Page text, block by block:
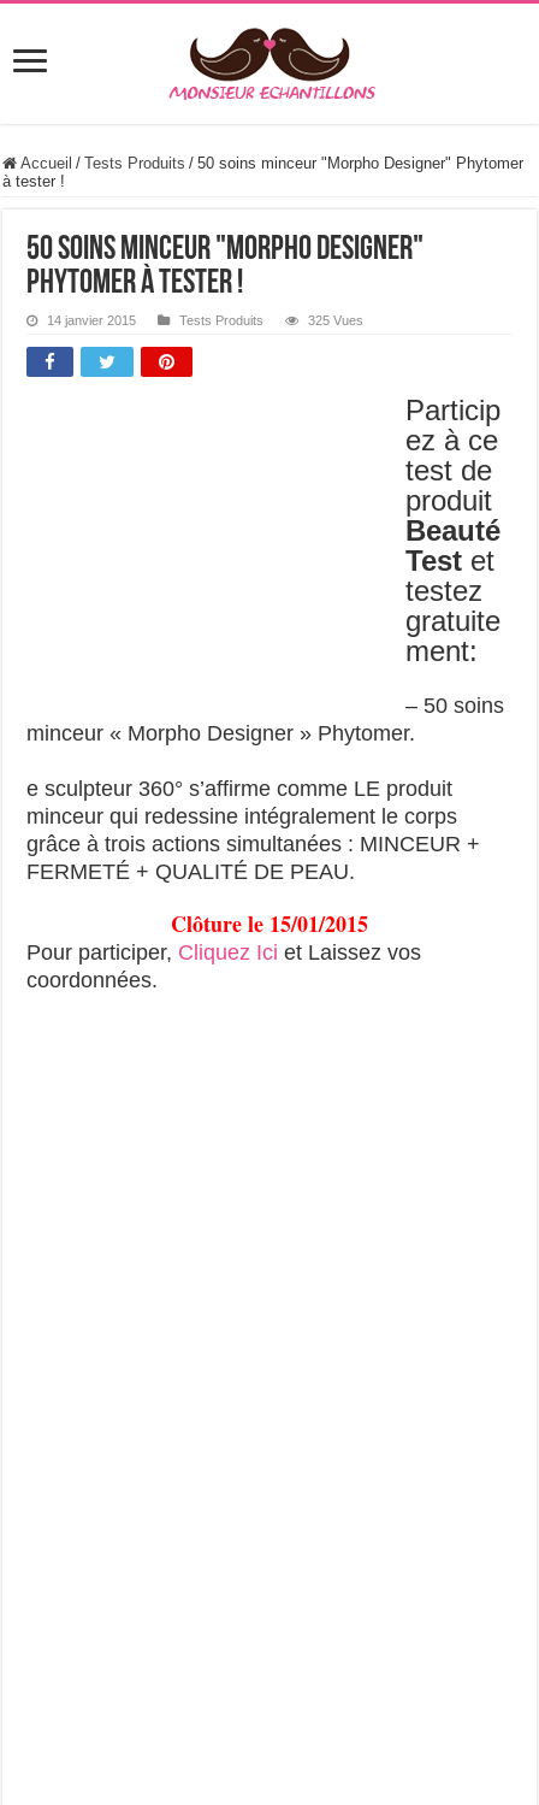
Accueil / Tests Produits / 50 soins minceur "Morpho Designer" Phytomer
à tester !
50 soins minceur "Morpho Designer"
Phytomer à tester !
14 janvier 2015 Tests Produits 325 Vues
Particip
ez à ce
test de
produit
Beauté
Test et
testez
gratuite
ment:
– 50 soins
minceur « Morpho Designer » Phytomer.
e sculpteur 360° s’affirme comme LE produit
minceur qui redessine intégralement le corps
grâce à trois actions simultanées : MINCEUR +
FERMETÉ + QUALITÉ DE PEAU.
Clôture le 15/01/2015
Pour participer, Cliquez Ici et Laissez vos
coordonnées.